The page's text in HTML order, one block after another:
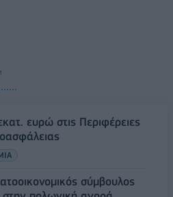
ευρώ στις Περιφέρειες
σύμβουλος